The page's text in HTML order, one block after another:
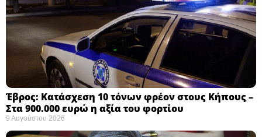
Έβρος: Κατάσχεση 10 τόνων φρέον στους Κήπους –
Στα 900.000 ευρώ η αξία του φορτίου ​
9 Αυγούστου 2026